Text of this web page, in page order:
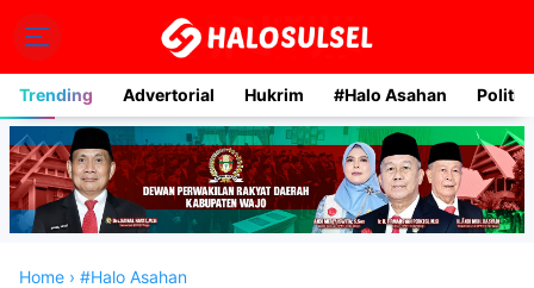
Trending Advertorial Hukrim #Halo Asahan Politik
Home › #Halo Asahan